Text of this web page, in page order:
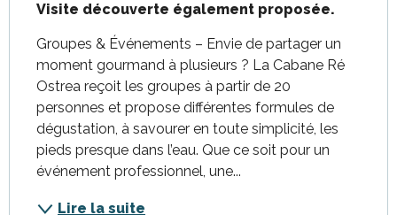
Visite découverte également proposée.
Groupes & Événements – Envie de partager un
moment gourmand à plusieurs ? La Cabane Ré
Ostrea reçoit les groupes à partir de 20
personnes et propose différentes formules de
dégustation, à savourer en toute simplicité, les
pieds presque dans l’eau. Que ce soit pour un
événement professionnel, une...
Lire la suite